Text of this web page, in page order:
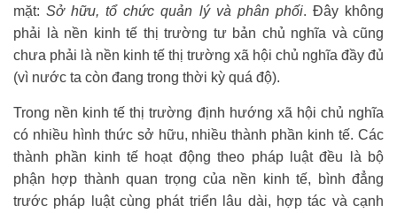
mặt:Sở hữu, tổ chức quản lý và phân phối. Đây không
phải là nền kinh tế thị trường tư bản chủ nghĩa và cũng
chưa phải là nền kinh tế thị trường xã hội chủ nghĩa đầy đủ
(vì nước ta còn đang trong thời kỳ quá độ).
Trong nền kinh tế thị trường định hướng xã hội chủ nghĩa
có nhiều hình thức sở hữu, nhiều thành phần kinh tế. Các
thành phần kinh tế hoạt động theo pháp luật đều là bộ
phận hợp thành quan trọng của nền kinh tế, bình đẳng
trước pháp luật cùng phát triển lâu dài, hợp tác và cạnh